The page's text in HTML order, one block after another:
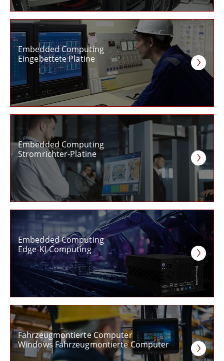
Embedded Computing
Eingebettete Platine
Embedded Computing
Stromrichter-Platine
Embedded Computing
Edge-KI-Computing
Fahrzeugmontierte Computer
Windows Fahrzeugmontierte Computer